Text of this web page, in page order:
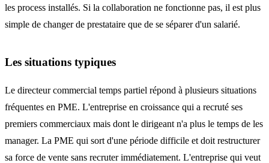
les process installés. Si la collaboration ne fonctionne pas, il est plus
simple de changer de prestataire que de se séparer d'un salarié.
Les situations typiques
Le directeur commercial temps partiel répond à plusieurs situations
fréquentes en PME. L'entreprise en croissance qui a recruté ses
premiers commerciaux mais dont le dirigeant n'a plus le temps de les
manager. La PME qui sort d'une période difficile et doit restructurer
sa force de vente sans recruter immédiatement. L'entreprise qui veut